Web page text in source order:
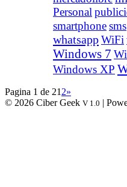
Personal
smartphonesms
whatsappWiFi
Windows 7
Windows XP
Pagina 1 de 21 2»
© 2026 Ciber Geek V 1.0 |